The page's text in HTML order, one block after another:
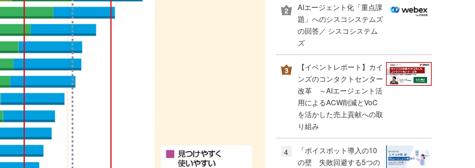
AIエージェント化「重点課
題」へのシスコシステムズ
の回答／ シスコシステム
ズ
【イベントレポート】カイ
ンズのコンタクトセンター
改革 ～AIエージェント活
用によるACW削減とVoC
を活かした売上貢献への取
り組み
4
「ボイスボット導入の10
の壁 失敗回避する5つの